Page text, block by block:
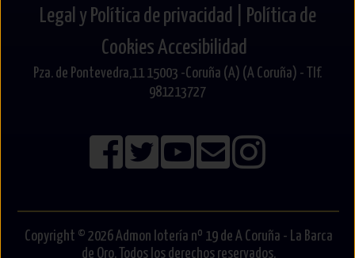
Legal y Política de privacidad |
Política de
CookiesAccesibilidad
Pza. de Pontevedra,11 15003 -Coruña (A) (A Coruña) - Tlf.
981213727
Copyright © 2026 Admon lotería nº 19 de A Coruña - La Barca
de Oro. Todos los derechos reservados.